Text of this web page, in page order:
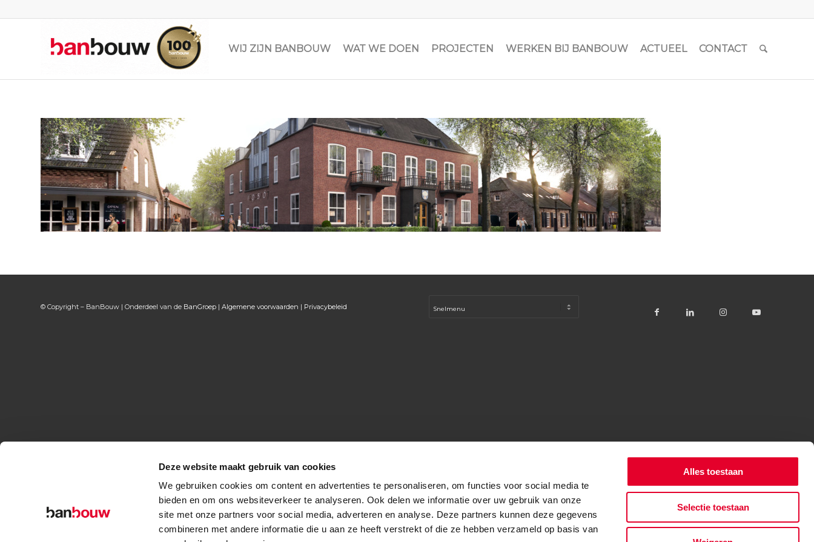
Deze website maakt gebruik van cookies
We gebruiken cookies om content en advertenties te personaliseren, om functies voor social media te
bieden en om ons websiteverkeer te analyseren. Ook delen we informatie over uw gebruik van onze
site met onze partners voor social media, adverteren en analyse. Deze partners kunnen deze gegevens
combineren met andere informatie die u aan ze heeft verstrekt of die ze hebben verzameld op basis van
Alles toestaan
Selectie toestaan
WIJ ZIJN BANBOUW WAT WE DOEN PROJECTEN WERKEN BIJ BANBOUW ACTUEEL CONTACT
© Copyright – BanBouw | Onderdeel van de BanGroep | Algemene voorwaarden | Privacybeleid